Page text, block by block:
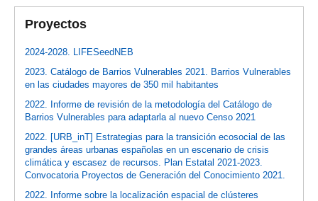
Proyectos
2024-2028. LIFESeedNEB
2023. Catálogo de Barrios Vulnerables 2021. Barrios Vulnerables
en las ciudades mayores de 350 mil habitantes
2022. Informe de revisión de la metodología del Catálogo de
Barrios Vulnerables para adaptarla al nuevo Censo 2021
2022. [URB_inT] Estrategias para la transición ecosocial de las
grandes áreas urbanas españolas en un escenario de crisis
climática y escasez de recursos. Plan Estatal 2021-2023.
Convocatoria Proyectos de Generación del Conocimiento 2021.
2022. Informe sobre la localización espacial de clústeres